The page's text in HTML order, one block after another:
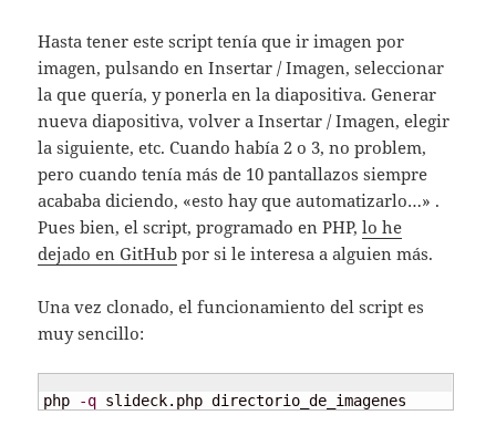
Hasta tener este script tenía que ir imagen por
imagen, pulsando en Insertar / Imagen, seleccionar
la que quería, y ponerla en la diapositiva. Generar
nueva diapositiva, volver a Insertar / Imagen, elegir
la siguiente, etc. Cuando había 2 o 3, no problem,
pero cuando tenía más de 10 pantallazos siempre
acababa diciendo, «esto hay que automatizarlo…» .
Pues bien, el script, programado en PHP,lo he
dejado en GitHub por si le interesa a alguien más.
Una vez clonado, el funcionamiento del script es
muy sencillo:
php -q slideck.php directorio_de_imagenes